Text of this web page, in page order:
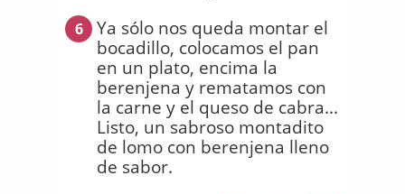
6
Ya sólo nos queda montar el
bocadillo, colocamos el pan
en un plato, encima la
berenjena y rematamos con
la carne y el queso de cabra...
Listo, un sabroso montadito
de lomo con berenjena lleno
de sabor.